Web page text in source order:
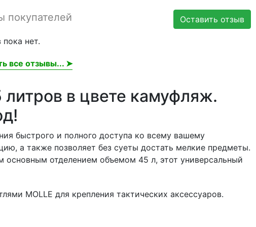
Оставить отзыв
покупателей
нет.
все отзывы... ➤
в цвете камуфляж.
быстрого и полного доступа ко всему вашему
а также позволяет без суеты достать мелкие предметы.
отделением объемом 45 л, этот универсальный
MOLLE для крепления тактических аксессуаров.